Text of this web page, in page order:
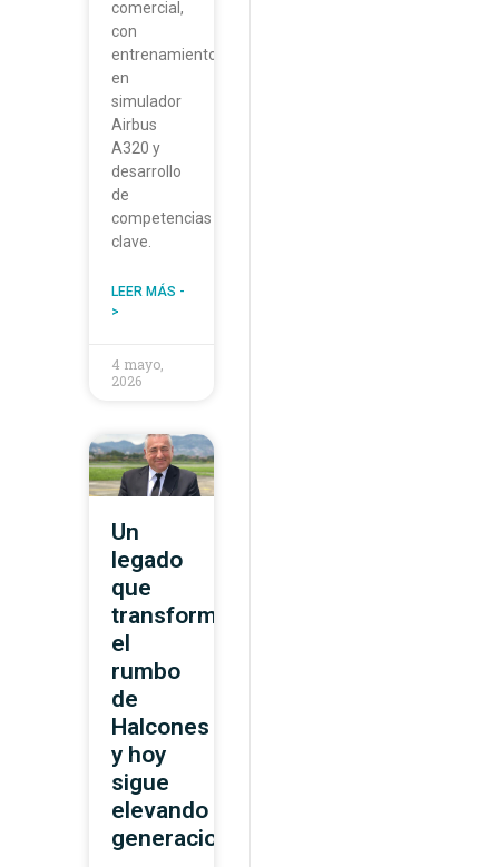
comercial,
con
entrenamiento
en
simulador
Airbus
A320 y
desarrollo
de
competencias
clave.
LEER MÁS -
>
4 mayo,
2026
Un
legado
que
transformó
el
rumbo
de
Halcones
y hoy
sigue
elevando
generaciones